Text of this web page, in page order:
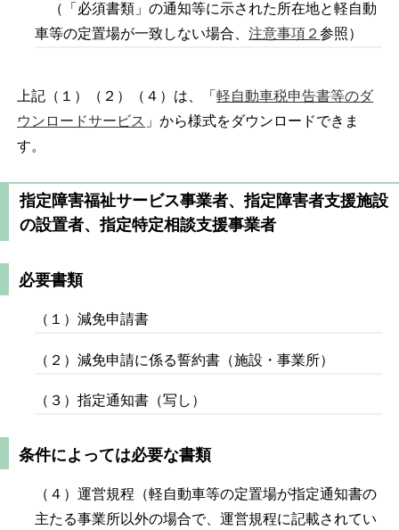
（「必須書類」の通知等に示された所在地と軽自動
車等の定置場が一致しない場合、注意事項２参照）
上記（１）（２）（４）は、「軽自動車税申告書等のダ
ウンロードサービス 」から様式をダウンロードできま
す。
指定障害福祉サービス事業者、指定障害者支援施設
の設置者、指定特定相談支援事業者
必要書類
（１）減免申請書
（２）減免申請に係る誓約書（施設・事業所）
（３）指定通知書（写し）
条件によっては必要な書類
（４）運営規程（軽自動車等の定置場が指定通知書の
主たる事業所以外の場合で、運営規程に記載されてい